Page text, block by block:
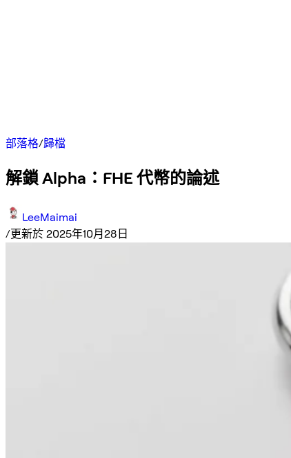
部落格/歸檔
解鎖 Alpha：FHE 代幣的論述
LeeMaimai
/更新於 2025年10月28日